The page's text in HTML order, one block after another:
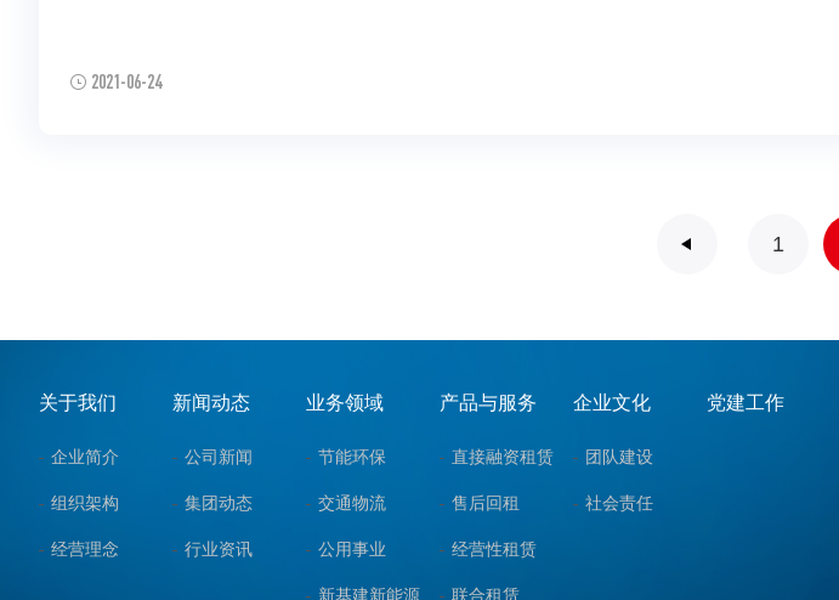
2021-06-24
1
关于我们
企业简介
组织架构
经营理念
新闻动态
公司新闻
集团动态
行业资讯
业务领域
节能环保
交通物流
公用事业
新基建新能源
产品与服务
直接融资租赁
售后回租
经营性租赁
联合租赁
企业文化
团队建设
社会责任
党建工作